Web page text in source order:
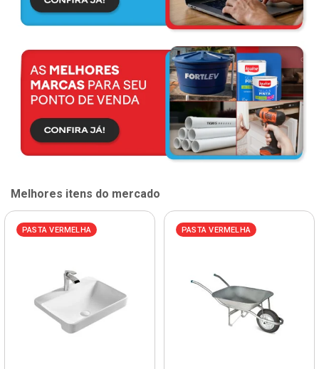
Melhores itens do mercado
PASTA VERMELHA PASTA VERMELHA